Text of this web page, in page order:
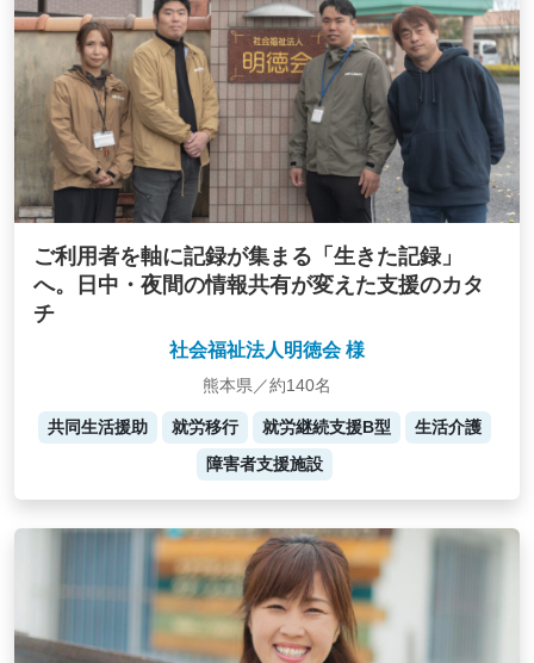
ご利用者を軸に記録が集まる「生きた記録」
へ。日中・夜間の情報共有が変えた支援のカタ
チ
社会福祉法人明徳会 様
熊本県／約140名
共同生活援助 就労移行 就労継続支援B型
生活介護
障害者支援施設